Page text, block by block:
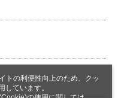
トの利便性向上のため、クッ
しています。